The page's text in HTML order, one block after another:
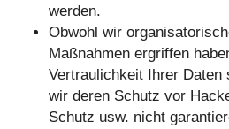
werden.
Obwohl wir
Maßnahmen ergriffen
Vertraulichkeit Ihrer Daten
wir deren Schutz vor
Schutz usw. nicht